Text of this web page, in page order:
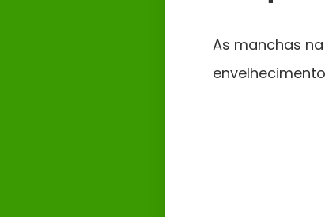
As manchas